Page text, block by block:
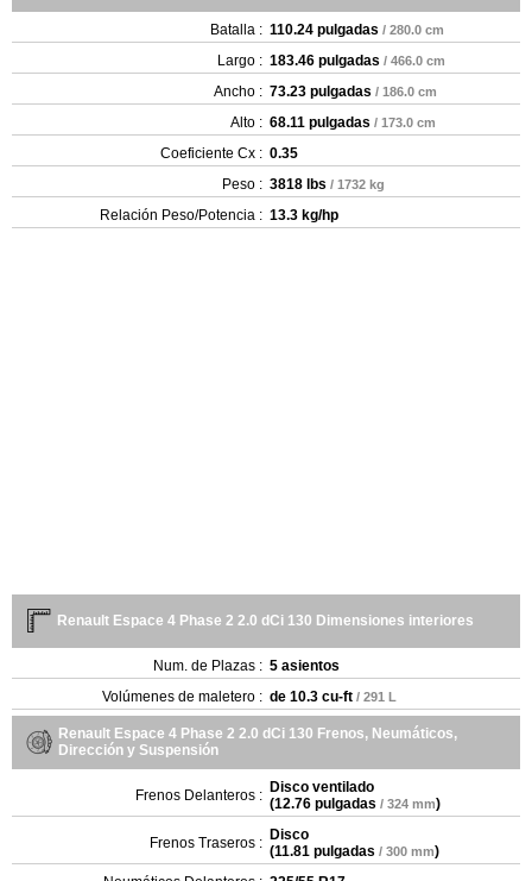
Batalla : 110.24 pulgadas / 280.0 cm
Largo : 183.46 pulgadas / 466.0 cm
Ancho : 73.23 pulgadas / 186.0 cm
Alto : 68.11 pulgadas / 173.0 cm
Coeficiente Cx : 0.35
Peso : 3818 lbs / 1732 kg
Relación Peso/Potencia : 13.3 kg/hp
Renault Espace 4 Phase 2 2.0 dCi 130 Dimensiones interiores
Num. de Plazas : 5 asientos
Volúmenes de maletero : de 10.3 cu-ft / 291 L
Renault Espace 4 Phase 2 2.0 dCi 130 Frenos, Neumáticos,
Dirección y Suspensión
Frenos Delanteros : Disco ventilado
(12.76 pulgadas / 324 mm)
Frenos Traseros : Disco
(11.81 pulgadas / 300 mm)